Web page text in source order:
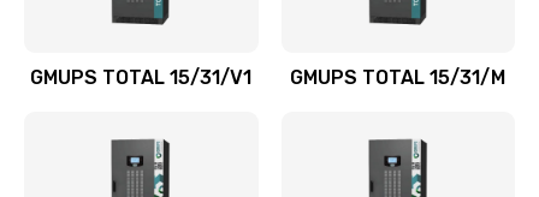
GMUPS TOTAL 15/31/V1 GMUPS TOTAL 15/31/M